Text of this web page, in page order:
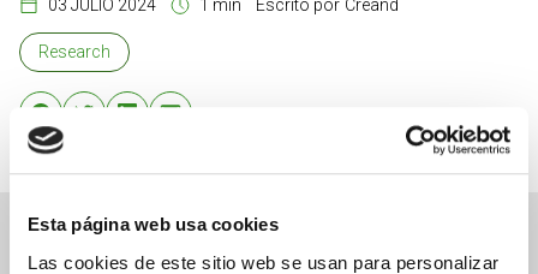
Esta página web usa cookies
Las cookies de este sitio web se usan para personalizar
03 JULIO 2024 1 min Escrito por Creand
Research